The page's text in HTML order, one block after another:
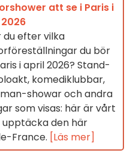
att se i Paris i
du efter vilka
du bör
i april 2026? Stand-
komediklubbar,
showar och andra
som visas: här är vårt
den här
France. [Läs mer]